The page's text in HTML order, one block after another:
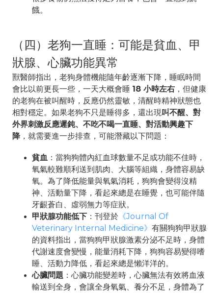
餓。
（四）老狗一直睡：可能是貧血、甲
狀腺、心臟功能異常
獸醫師指出，老狗身體機能隨年齡逐漸下降，睡眠時間
會比以前更長一些，一天大概會睡 18 小時左右 ，但健康
的老狗在被叫醒時，反應仍然靈敏，清醒時精神狀態也
相對穩定。如果老狗不只是睡得多，還出現叫不醒、對
外界刺激反應遲鈍、不吃不喝一直睡、對活動興趣下
降 ，就需要進一步排查，可能潛藏以下問題：
貧血 ：當狗狗體內紅血球數量不足或功能不佳時，
氧氣較難順利送到肌肉、大腦等組織，身體容易缺
氧。為了降低能量與氧氣消耗，狗狗會變得沒精
神、活動量下降，看起來總是在睡覺，也可能伴隨
牙齦蒼白、虛弱無力等症狀。
甲狀腺功能低下 ：刊登於 《Journal Of
Veterinary Internal Medicine》 有關狗狗甲狀腺
的資料指出，當狗狗甲狀腺激素分泌不足時，身體
代謝速度會變慢，能量消耗下降，狗狗容易變得嗜
睡、活動力降低，看起來總是懶洋洋的。
心臟問題 ：心臟功能變差時，心臟無法有效將血液
輸送到全身，會讓全身氧氣、養分不足，身體為了